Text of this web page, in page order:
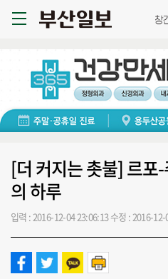
[더 커지는 촛불] 르포
의 하루
입력 : 2016-12-04 23:06:13수정 : 2016-